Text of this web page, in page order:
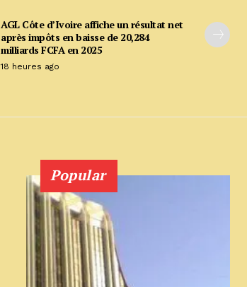
AGL Côte d’Ivoire affiche un résultat net
après impôts en baisse de 20,284
milliards FCFA en 2025
18 heures ago
Popular